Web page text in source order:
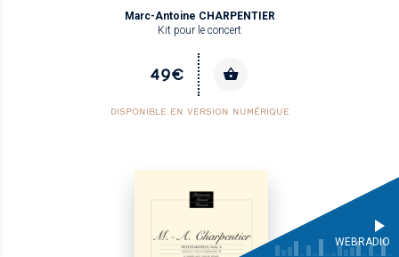
Marc-Antoine CHARPENTIER
Kit pour le concert
49€
DISPONIBLE EN VERSION NUMÉRIQUE
WEBRADIO